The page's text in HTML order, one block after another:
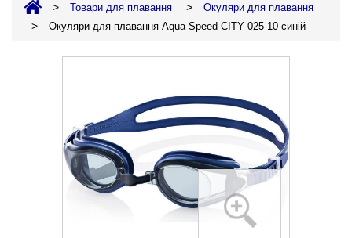
> Товари для плавання > Окуляри для плавання
> Окуляри для плавання Aqua Speed CITY 025-10 синій